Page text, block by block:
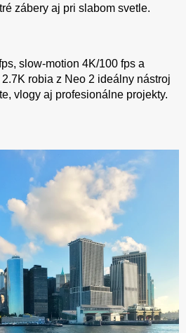
zábery aj pri slabom svetle.
slow-motion 4K/100 fps a
robia z Neo 2 ideálny nástroj
vlogy aj profesionálne projekty.